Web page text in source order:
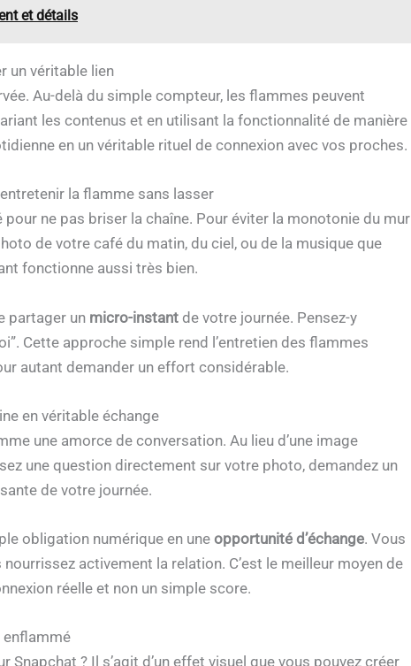
et détails
un véritable lien
Au-delà du simple compteur, les flammes peuvent
les contenus et en utilisant la fonctionnalité de manière
en un véritable rituel de connexion avec vos proches.
la flamme sans lasser
ne pas briser la chaîne. Pour éviter la monotonie du mur
de votre café du matin, du ciel, ou de la musique que
fonctionne aussi très bien.
partager un micro-instant de votre journée. Pensez-y
Cette approche simple rend l’entretien des flammes
autant demander un effort considérable.
en véritable échange
une amorce de conversation. Au lieu d’une image
une question directement sur votre photo, demandez un
de votre journée.
obligation numérique en une opportunité d’échange. Vous
activement la relation. C’est le meilleur moyen de
réelle et non un simple score.
enflammé
Snapchat ? Il s’agit d’un effet visuel que vous pouvez créer